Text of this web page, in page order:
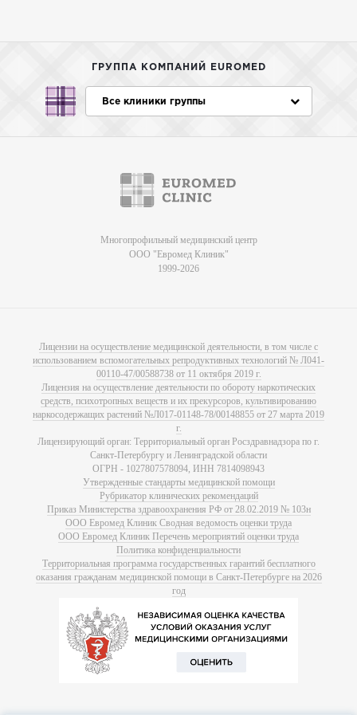
ГРУППА КОМПАНИЙ EUROMED
Все клиники группы
Многопрофильный медицинский центр
ООО "Евромед Клиник"
1999-2026
Лицензии на осуществление медицинской деятельности, в том числе с
использованием вспомогательных репродуктивных технологий № Л041-
00110-47/00588738 от 11 октября 2019 г.
Лицензия на осуществление деятельности по обороту наркотических
средств, психотропных веществ и их прекурсоров, культивированию
наркосодержащих растений №Л017-01148-78/00148855 от 27 марта 2019
г.
Лицензирующий орган: Территориальный орган Росздравнадзора по г.
Санкт-Петербургу и Ленинградской области
ОГРН - 1027807578094, ИНН 7814098943
Утвержденные стандарты медицинской помощи
Рубрикатор клинических рекомендаций
Приказ Министерства здравоохранения РФ от 28.02.2019 № 103н
ООО Евромед Клиник Сводная ведомость оценки труда
ООО Евромед Клиник Перечень мероприятий оценки труда
Политика конфиденциальности
Территориальная программа государственных гарантий бесплатного
оказания гражданам медицинской помощи в Санкт-Петербурге на 2026
год